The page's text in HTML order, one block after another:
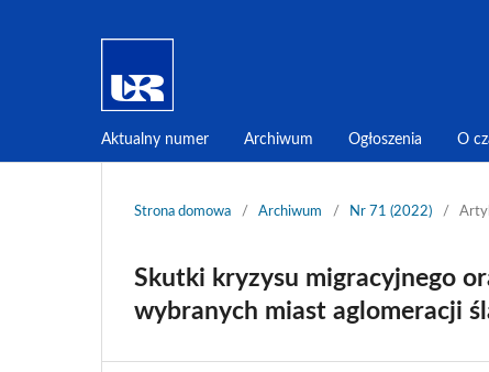
Aktualny numer Archiwum Ogłoszenia O
Strona domowa / Archiwum / Nr 71 (2022) /
Skutki kryzysu migracyjnego
wybranych miast aglomeracji